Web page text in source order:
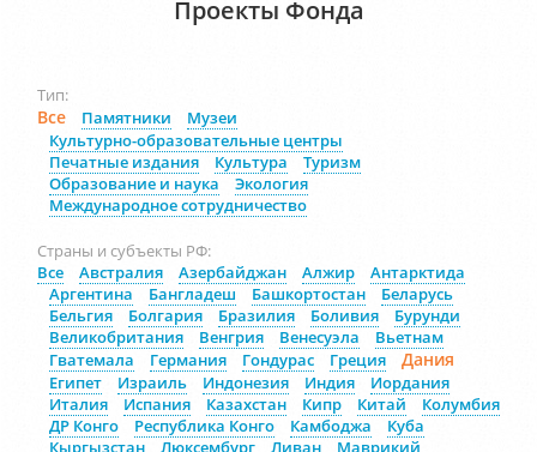
Проекты Фонда
Тип:
Все Памятники
Музеи
Культурно-образовательные центры
Печатные издания
Культура
Туризм
Образование и наука
Экология
Международное сотрудничество
Страны и субъекты РФ:
Все
Австралия Азербайджан Алжир
Антарктида
Аргентина
Бангладеш Башкортостан
Беларусь
Бельгия
Болгария Бразилия Боливия
Бурунди
Великобритания
Венгрия Венесуэла
Вьетнам
Гватемала
Германия Гондурас Греция Дания
Египет Израиль Индонезия Индия
Иордания
Италия
Испания Казахстан Кипр Китай
Колумбия
ДР Конго
Республика Конго Камбоджа
Куба
Кыргызстан
Люксембург Ливан
Маврикий